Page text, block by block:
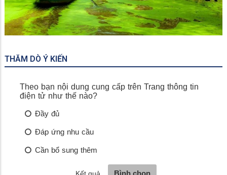
Miếu Bà Chúa Xứ
THĂM DÒ Ý KIẾN